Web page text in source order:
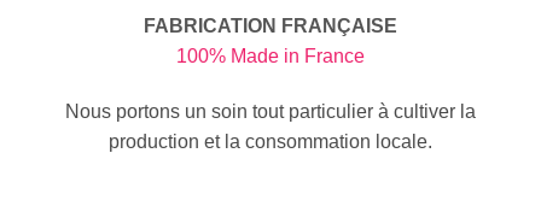
FABRICATION FRANÇAISE
100% Made in France
Nous portons un soin tout particulier à cultiver la
production et la consommation locale.